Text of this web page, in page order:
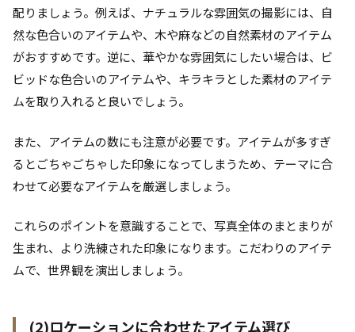
配りましょう。例えば、ナチュラルな雰囲気の撮影には、自
然な色合いのアイテムや、木や麻などの自然素材のアイテム
がおすすめです。逆に、華やかな雰囲気にしたい場合は、ビ
ビッドな色合いのアイテムや、キラキラとした素材のアイテ
ムを取り入れると良いでしょう。
また、アイテムの数にも注意が必要です。アイテムが多すぎ
るとごちゃごちゃした印象になってしまうため、テーマに合
わせて必要なアイテムを厳選しましょう。
これらのポイントを意識することで、写真全体のまとまりが
生まれ、より洗練された印象になります。こだわりのアイテ
ムで、世界観を演出しましょう。
(2)ロケーションに合わせたアイテム選び